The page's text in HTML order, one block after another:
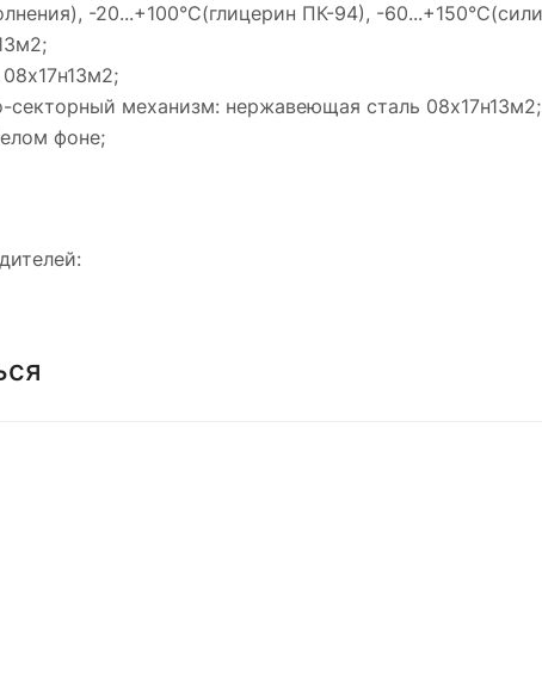
-20...+100°С(глицерин ПК-94), -
секторный механизм: нержавеющая сталь 08х17н13м2;
фоне;